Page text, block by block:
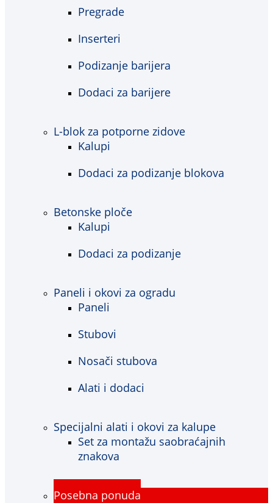
Pregrade
Inserteri
Podizanje barijera
Dodaci za barijere
L-blok za potporne zidove
Kalupi
Dodaci za podizanje blokova
Betonske ploče
Kalupi
Dodaci za podizanje
Paneli i okovi za ogradu
Paneli
Stubovi
Nosači stubova
Alati i dodaci
Specijalni alati i okovi za kalupe
Set za montažu saobraćajnih
znakova
Posebna ponuda